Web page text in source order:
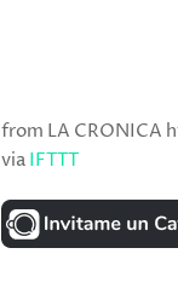
from LA
viaIFTTT